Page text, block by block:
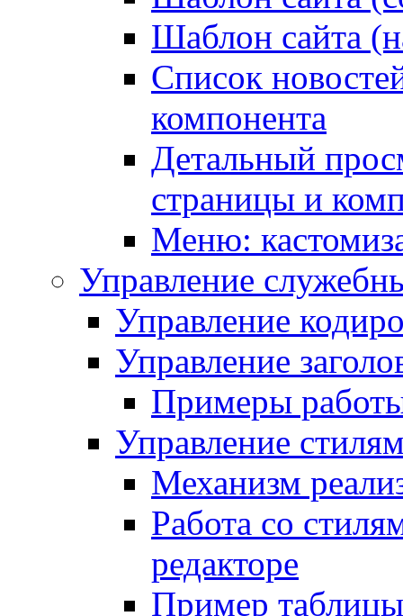
Шаблон сайта
Список
компонента
Детальный
страницы и
Меню:
Управление
Управление
Управление
Примеры
Управление
Механизм
Работа со
редакторе
Пример